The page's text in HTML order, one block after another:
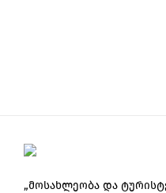
„მოსახლეობა და